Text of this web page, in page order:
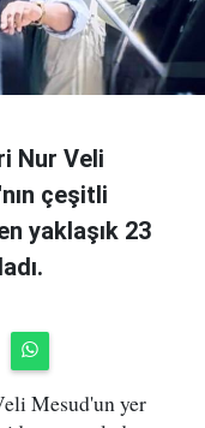
Nur Veli
çeşitli
yaklaşık 23
Mesud'un yer